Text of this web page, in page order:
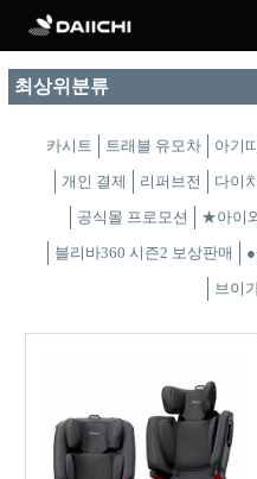
최상위분류
카시트 트래블 유모차 아기띠
개인 결제
리퍼브전 다이
공식몰 프로모션
★아이
블리바360 시즌2 보상판매
브이